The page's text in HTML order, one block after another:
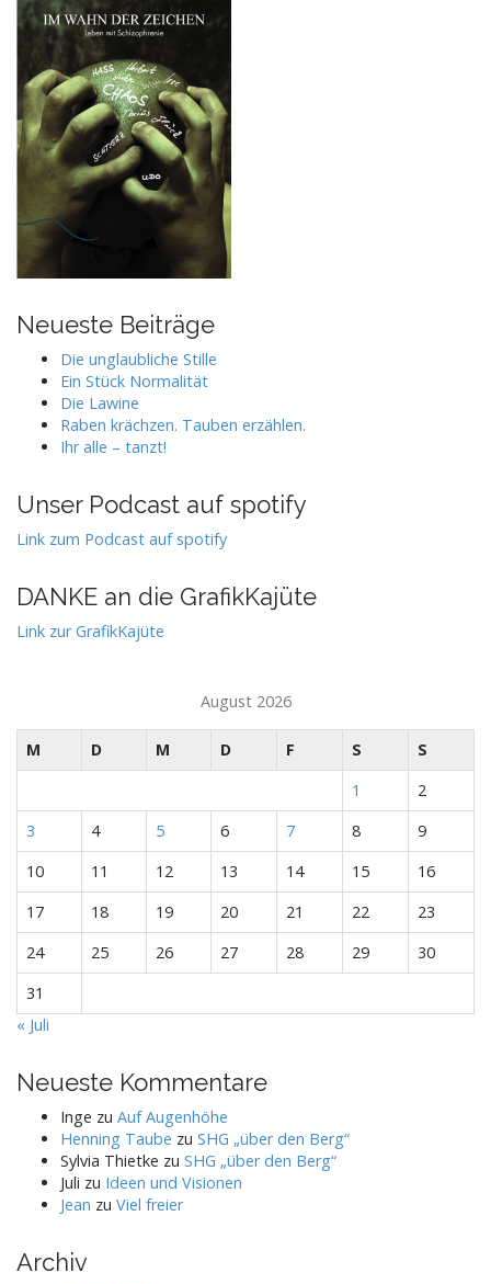
Neueste Beiträge
Die unglaubliche Stille
Ein Stück Normalität
Die Lawine
Raben krächzen. Tauben erzählen.
Ihr alle – tanzt!
Unser Podcast auf spotify
Link zum Podcast auf spotify
DANKE an die GrafikKajüte
Link zur GrafikKajüte
August 2026
M D M D F S
S
1
2
3
4 5 6 7 8
9
10
11 12 13 14 15
16
17
18 19 20 21 22
23
24
25 26 27 28 29
30
31
« Juli
Neueste Kommentare
Inge zu Auf Augenhöhe
Henning Taube zu SHG „über den Berg“
Sylvia Thietke zu SHG „über den Berg“
Juli zu Ideen und Visionen
Jean zu Viel freier
Archiv